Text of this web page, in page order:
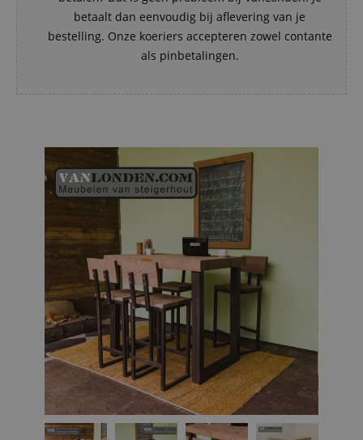
betaalt dan eenvoudig bij aflevering van je
bestelling. Onze koeriers accepteren zowel contante
als pinbetalingen.